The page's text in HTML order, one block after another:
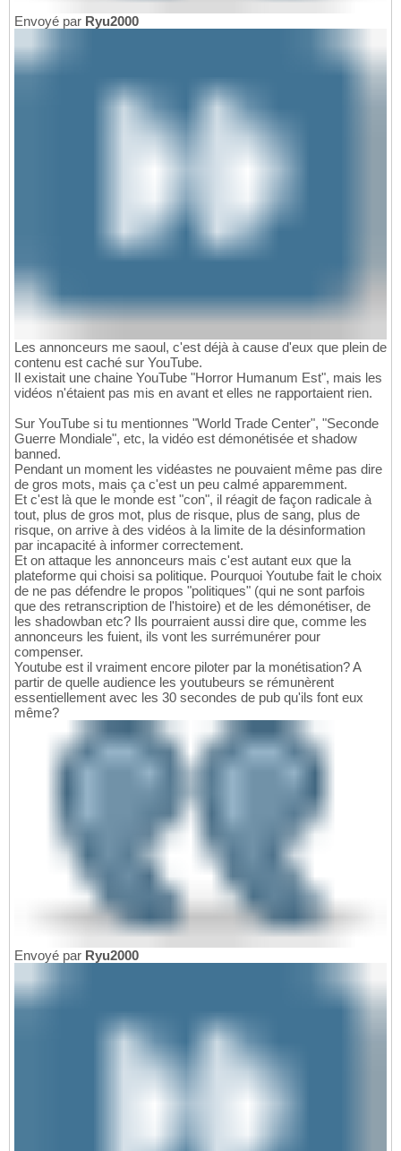
Envoyé par Ryu2000
Les annonceurs me saoul, c'est déjà à cause d'eux que plein de
contenu est caché sur YouTube.
Il existait une chaine YouTube "Horror Humanum Est", mais les
vidéos n'étaient pas mis en avant et elles ne rapportaient rien.
Sur YouTube si tu mentionnes "World Trade Center", "Seconde
Guerre Mondiale", etc, la vidéo est démonétisée et shadow
banned.
Pendant un moment les vidéastes ne pouvaient même pas dire
de gros mots, mais ça c'est un peu calmé apparemment.
Et c'est là que le monde est "con", il réagit de façon radicale à
tout, plus de gros mot, plus de risque, plus de sang, plus de
risque, on arrive à des vidéos à la limite de la désinformation
par incapacité à informer correctement.
Et on attaque les annonceurs mais c'est autant eux que la
plateforme qui choisi sa politique. Pourquoi Youtube fait le choix
de ne pas défendre le propos "politiques" (qui ne sont parfois
que des retranscription de l'histoire) et de les démonétiser, de
les shadowban etc? Ils pourraient aussi dire que, comme les
annonceurs les fuient, ils vont les surrémunérer pour
compenser.
Youtube est il vraiment encore piloter par la monétisation? A
partir de quelle audience les youtubeurs se rémunèrent
essentiellement avec les 30 secondes de pub qu'ils font eux
même?
Envoyé par Ryu2000